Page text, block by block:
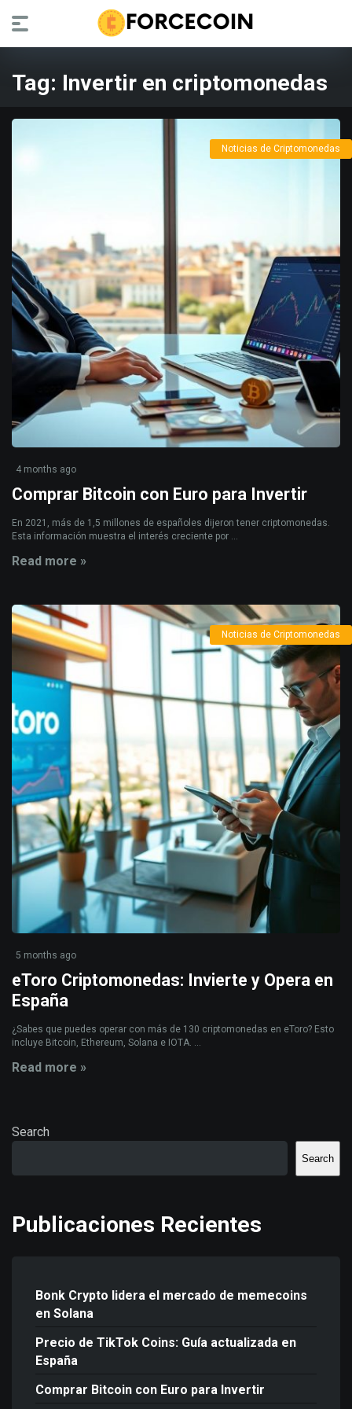
Tag: Invertir en criptomonedas
Noticias de Criptomonedas
4 months ago
Comprar Bitcoin con Euro para Invertir
En 2021, más de 1,5 millones de españoles dijeron tener criptomonedas.
Esta información muestra el interés creciente por ...
Read more »
Noticias de Criptomonedas
5 months ago
eToro Criptomonedas: Invierte y Opera en
España
¿Sabes que puedes operar con más de 130 criptomonedas en eToro? Esto
incluye Bitcoin, Ethereum, Solana e IOTA. ...
Read more »
Search
Search
Publicaciones Recientes
Bonk Crypto lidera el mercado de memecoins
en Solana
Precio de TikTok Coins: Guía actualizada en
España
Comprar Bitcoin con Euro para Invertir